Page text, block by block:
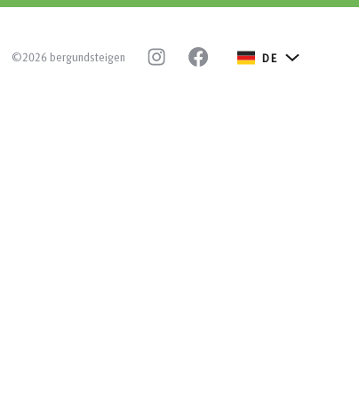
©2026 bergundsteigen DE